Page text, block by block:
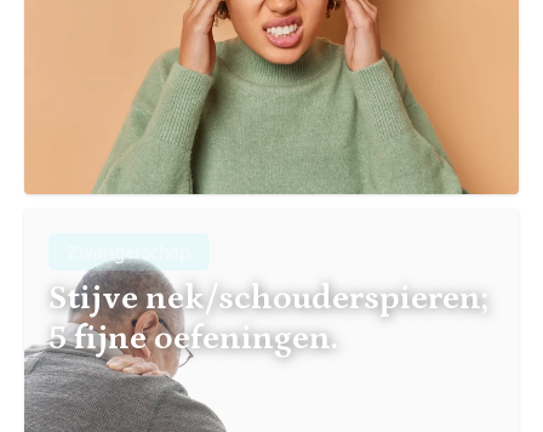
Zwangerschap
Stijve nek/schouderspieren;
5 fijne oefeningen.